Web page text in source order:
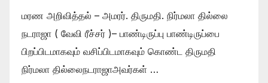
மரண அறிவித்தல் – அமரர். திருமதி. நிர்மலா தில்லை
நடராஜா ( வேவி ரீச்சர் )– பாண்டிருப்பு பாண்டிருப்பை
பிறப்பிடமாகவும் வசிப்பிடமாகவும் கொண்ட திருமதி
நிர்மலா தில்லைநடராஜாஅவர்கள் …